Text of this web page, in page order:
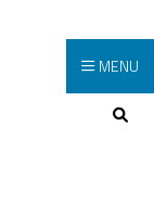
Hoofdmenu
MENU